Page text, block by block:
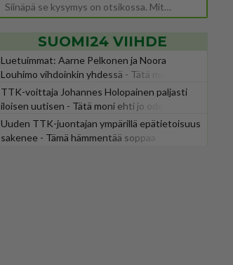
Siinäpä se kysymys on otsikossa. Mitäpä siis tuot/toisit pöytään parisuhteessa? Oletko mies vai nainen? Koetko sen mitä
SUOMI24 VIIHDE
Luetuimmat: Aarne Pelkonen ja Noora
Louhimo vihdoinkin yhdessä - Tätä moni jo
odotti
TTK-voittaja Johannes Holopainen paljasti
iloisen uutisen - Tätä moni ehti jo odottaa
Uuden TTK-juontajan ympärillä epätietoisuus
sakenee - Tämä hämmentää soppaa